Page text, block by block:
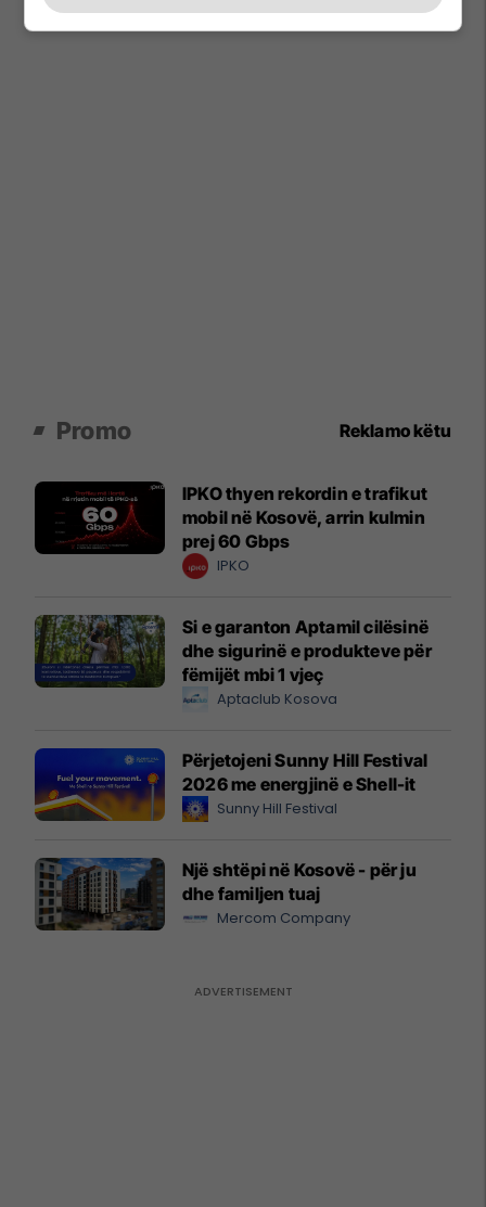
Promo Reklamo këtu
IPKO thyen rekordin e trafikut
mobil në Kosovë, arrin kulmin
prej 60 Gbps
IPKO
Si e garanton Aptamil cilësinë
dhe sigurinë e produkteve për
fëmijët mbi 1 vjeç
Aptaclub Kosova
Përjetojeni Sunny Hill Festival
2026 me energjinë e Shell-it
Sunny Hill Festival
Një shtëpi në Kosovë - për ju
dhe familjen tuaj
Mercom Company